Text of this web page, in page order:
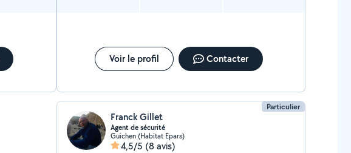
Voir le profil Contacter
Particulier
Franck Gillet
Agent de sécurité
Guichen (Habitat Epars)
4,5/5 (8 avis)